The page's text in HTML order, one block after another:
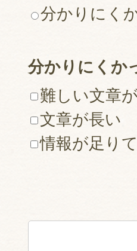
分かりにく
分かりにくか
難しい文章
文章が長い
情報が足り